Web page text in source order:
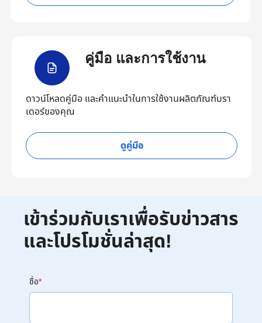
คู่มือ และการใช้งาน
ดาวน์โหลดคู่มือ และคำแนะนำในการใช้งานผลิตภัณฑ์บรา
เดอร์ของคุณ
ดูคู่มือ
เข้าร่วมกับเราเพื่อรับข่าวสาร
และโปรโมชั่นล่าสุด!
ชื่อ*